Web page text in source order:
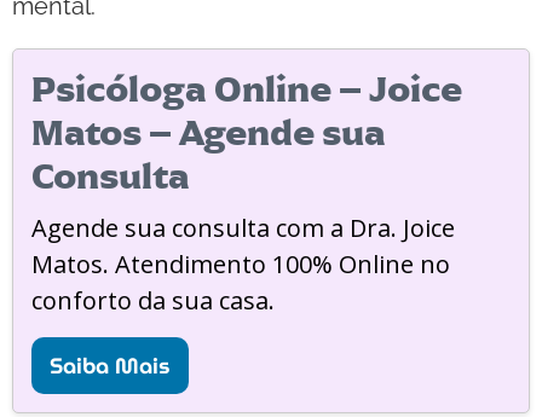
mental.
Psicóloga Online – Joice
Matos – Agende sua
Consulta
Agende sua consulta com a Dra. Joice
Matos. Atendimento 100% Online no
conforto da sua casa.
Saiba Mais